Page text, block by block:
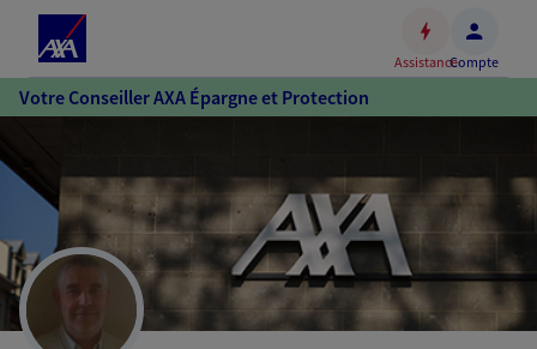
Accéder
au
Accéder
au
pied
de
page
AssistanceCompte
Votre Conseiller AXA Épargne et Protection